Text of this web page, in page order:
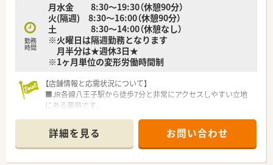
勤務
時間
月水金 8:30～19:30（休憩90分）
火(隔週) 8:30～16:00（休憩90分）
土 8:30～14:00（休憩なし）
※火曜日は隔週勤務となります
月半分は★週休3日★
※1ヶ月単位の変形労働時間制
【店舗情報と応需状況について】
■JR各線八王子駅から徒歩7分と非常にアクセスしやすい立地
にある薬局です。
あたり40～50枚です。
■薬剤師は常勤1名とパート1名、事務員2名が在籍しており、今
回は管理薬剤師候補としての採用となります。
詳細を見る お問い合わせ